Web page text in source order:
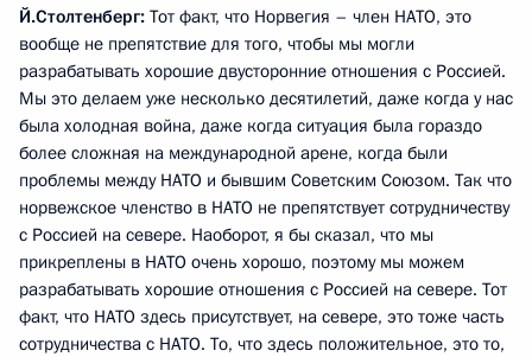
Й.Столтенберг: Тот факт, что Норвегия – член НАТО, это
вообще не препятствие для того, чтобы мы могли
разрабатывать хорошие двусторонние отношения с Россией.
Мы это делаем уже несколько десятилетий, даже когда у нас
была холодная война, даже когда ситуация была гораздо
более сложная на международной арене, когда были
проблемы между НАТО и бывшим Советским Союзом. Так что
норвежское членство в НАТО не препятствует сотрудничеству
с Россией на севере. Наоборот, я бы сказал, что мы
прикреплены в НАТО очень хорошо, поэтому мы можем
разрабатывать хорошие отношения с Россией на севере. Тот
факт, что НАТО здесь присутствует, на севере, это тоже часть
сотрудничества с НАТО. То, что здесь положительное, это то,